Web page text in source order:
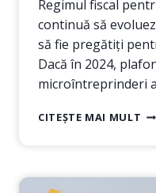
Regimul fiscal
continuă să
să fie pregătiți
Dacă în 2024,
microîntreprinderi
CITEȘTE MAI MULT